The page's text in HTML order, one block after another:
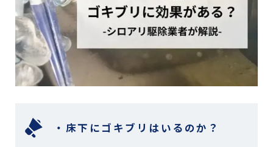
・床下にゴキブリはいるのか？